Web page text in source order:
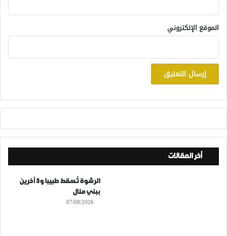
الموقع الإلكتروني
أخر المقالات
الرشوة تُسقط طبيبا و3 آخرين
ببني ملال
07/08/2026